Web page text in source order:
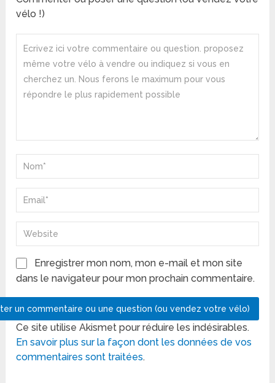
vélo !)
Enregistrer mon nom, mon e-mail et mon site
dans le navigateur pour mon prochain commentaire.
Ce site utilise Akismet pour réduire les indésirables.
En savoir plus sur la façon dont les données de vos
commentaires sont traitées.